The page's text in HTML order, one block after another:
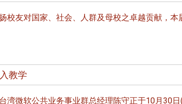
校友对国家、社会、人群及母校之卓越贡献，本
教学
湾微软公共业务事业群总经理陈守正于10月30